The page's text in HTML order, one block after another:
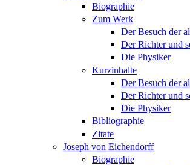
Biographie
Zum Werk
Der Besuch der
Der Richter und
Die Physiker
Kurzinhalte
Der Besuch der
Der Richter und
Die Physiker
Bibliographie
Zitate
Joseph von Eichendorff
Biographie